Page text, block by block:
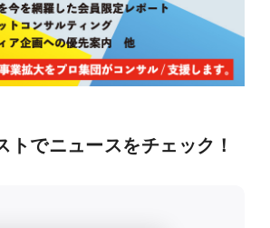
トでニュースをチェック！